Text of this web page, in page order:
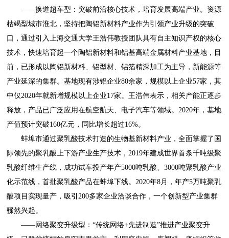
——换道超车型：突破前沿核心技术，培育发展高端产业。资源
枯竭型城市淮北，坚持把陶铝新材料产业作为引领产业升级的突破
口，通过引入上海交通大学王浩伟教授团队具有自主知识产权的核心
技术，快速培育起一个陶铝新材料和铝基高端金属材料产业基地，目
前，已形成以陶铝新材料、铝型材、铝箔精深加工为主导，新能源等
产业延深的集群。基地现有涉铝企业80余家，规模以上企业57家，其
中仅2020年就新增规模以上企业17家。王浩伟表示，相关产能正逐步
释放，产品已广泛应用在航空航天、电子汽车等领域。2020年，基地
产值预计突破160亿元，同比增长超过16%。
蚌埠市通过聚乳酸技术打造的生物基新材料产业，全面掌握了国
际领先的聚乳酸上下游产业生产技术，2019年建成世界首条千吨级聚
乳酸纤维生产线，成功试车投产年产5000吨乳酸、3000吨聚乳酸产业
化示范线，首批聚乳酸产品在蚌埠下线。2020年8月，年产5万吨聚乳
酸项目实现量产，吸引200多家企业洽谈合作，一个创新型产业集群
骤然兴起。
——网络聚变升级型：“传统网络+先进制造”推进产业聚变升